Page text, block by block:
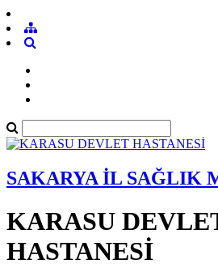
SAKARYA İL SAĞLIK
KARASU
HASTANESİ